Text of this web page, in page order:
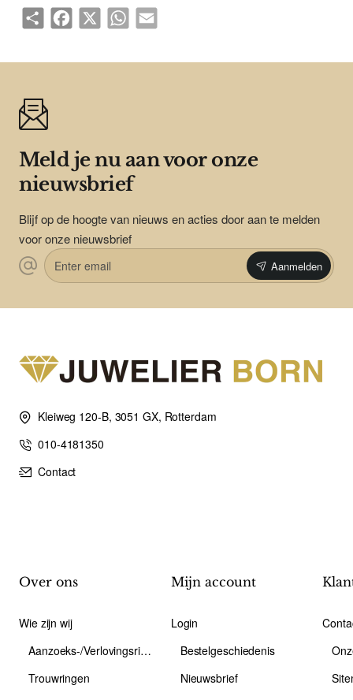
ShareFacebook
X WhatsAppEmail
Meld je nu aan voor onze
nieuwsbrief
Blijf op de hoogte van nieuws en acties door aan te melden
voor onze nieuwsbrief
Enter
email
Aanmelden
Kleiweg 120-B, 3051 GX, Rotterdam
010-4181350
Contact
Over ons
Wie zijn wij
Aanzoeks-/Verlovingsring
Trouwringen
Mijn account
Login
Bestelgeschiedenis
Nieuwsbrief